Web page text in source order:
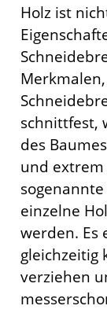
Holz ist
schnittfest,
des
und
einzelne
werden. Es
gleichzeitig
verziehen